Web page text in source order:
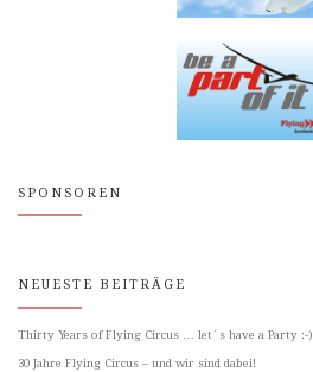
SPONSOREN
NEUESTE BEITRÄGE
Thirty Years of Flying Circus … let´s have a Party :-)
30 Jahre Flying Circus – und wir sind dabei!